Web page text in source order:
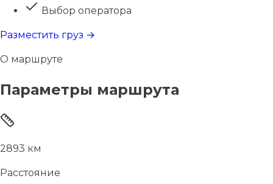
Выбор оператора
Разместить груз →
О маршруте
Параметры маршрута
2893 км
Расстояние